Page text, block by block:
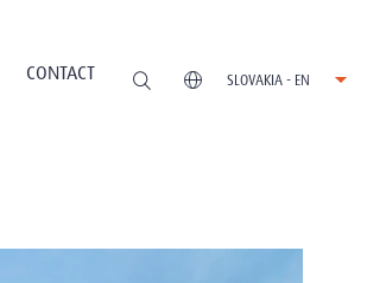
CONTACT SLOVAKIA - EN